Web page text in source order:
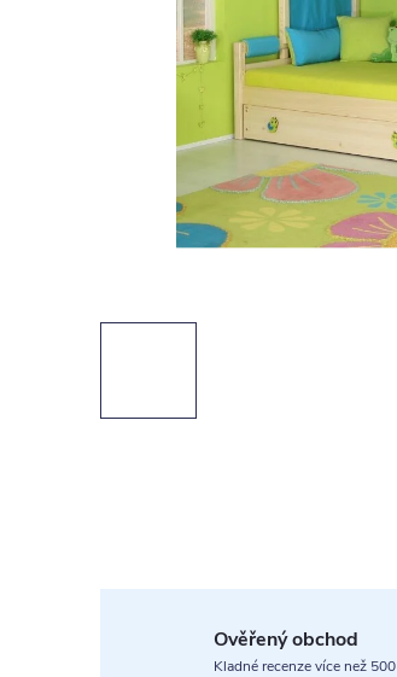
Ověřený obchod
Kladné recenze více než 500